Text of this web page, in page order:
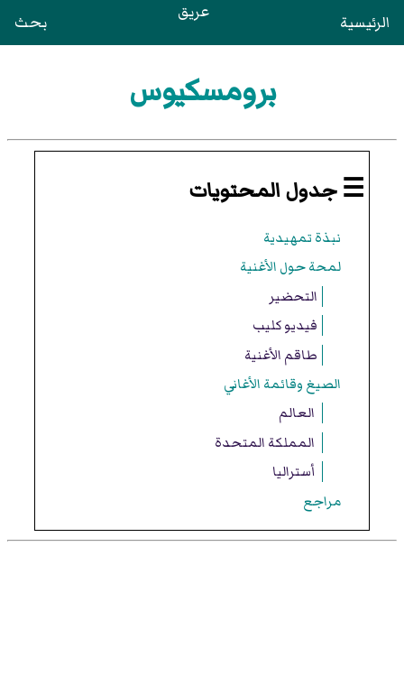
الرئيسية عريق بحث
برومسكيوس
☰ جدول المحتويات
نبذة تمهيدية
لمحة حول الأغنية
التحضير
فيديو كليب
طاقم الأغنية
الصيغ وقائمة الأغاني
العالم
المملكة المتحدة
أستراليا
مراجع